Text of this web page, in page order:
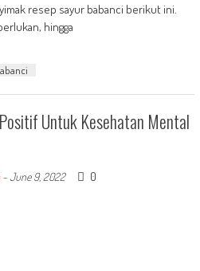
resep sayur babanci berikut ini.
hingga
Untuk Kesehatan Mental
-June 9, 2022 0